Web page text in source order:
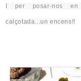
I per posar-nos en
calçotada.. .un encens!!